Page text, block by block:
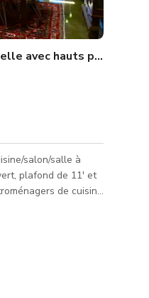
avec hauts plafonds
salon/salle à
plafond de 11' et
de cuisine